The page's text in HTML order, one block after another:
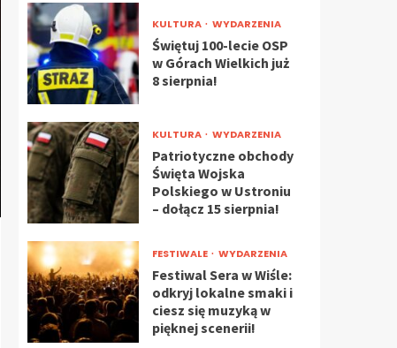
KULTURA WYDARZENIA
Świętuj 100-lecie OSP
w Górach Wielkich już
8 sierpnia!
KULTURA WYDARZENIA
Patriotyczne obchody
Święta Wojska
Polskiego w Ustroniu
– dołącz 15 sierpnia!
FESTIWALE WYDARZENIA
Festiwal Sera w Wiśle:
odkryj lokalne smaki i
ciesz się muzyką w
pięknej scenerii!